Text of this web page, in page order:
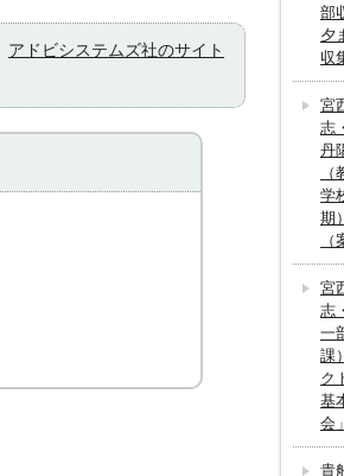
アドビシステムズ社のサイト
部
夕
収
宮
志
丹
学
期
宮
志
一
課
ク
基
会」
貴